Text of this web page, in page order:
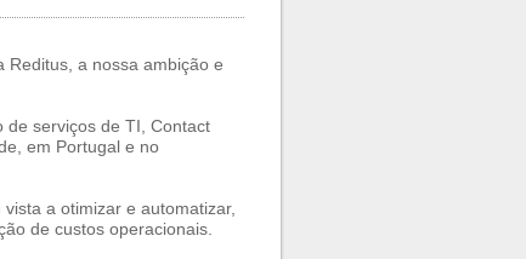
Reditus, a nossa ambição e
de serviços de TI, Contact
em Portugal e no
a otimizar e automatizar,
de custos operacionais.